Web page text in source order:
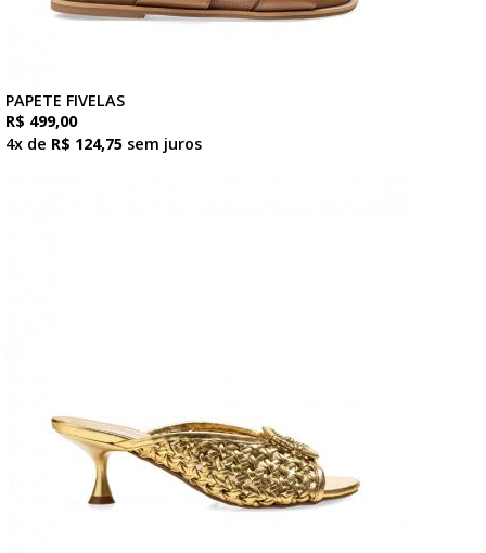
PAPETE FIVELAS
R$ 499,00
4x de R$ 124,75 sem juros